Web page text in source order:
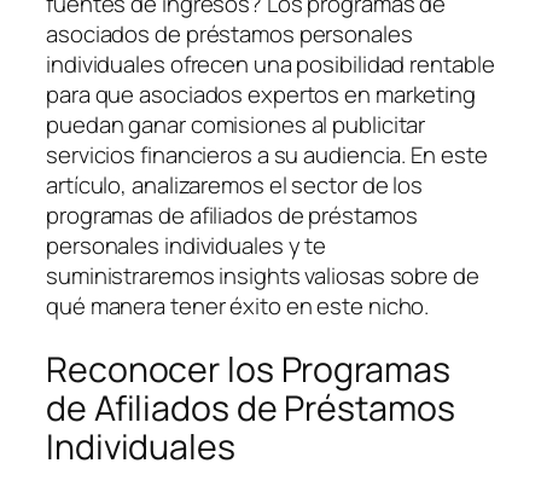
asociados de préstamos personales
individuales ofrecen una posibilidad rentable
para que asociados expertos en marketing
puedan ganar comisiones al publicitar
servicios financieros a su audiencia. En este
artículo, analizaremosel sector de los
programas de afiliados de préstamos
personales individuales y te
suministraremos insights valiosas sobre de
qué manera tener éxito en este nicho.
Reconocer los Programas
de Afiliados de Préstamos
Individuales